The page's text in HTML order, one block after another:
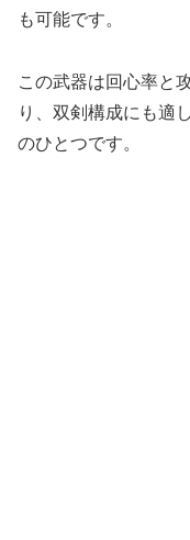
も可能です。
この武器は回心率と
り、双剣構成にも適
のひとつです。